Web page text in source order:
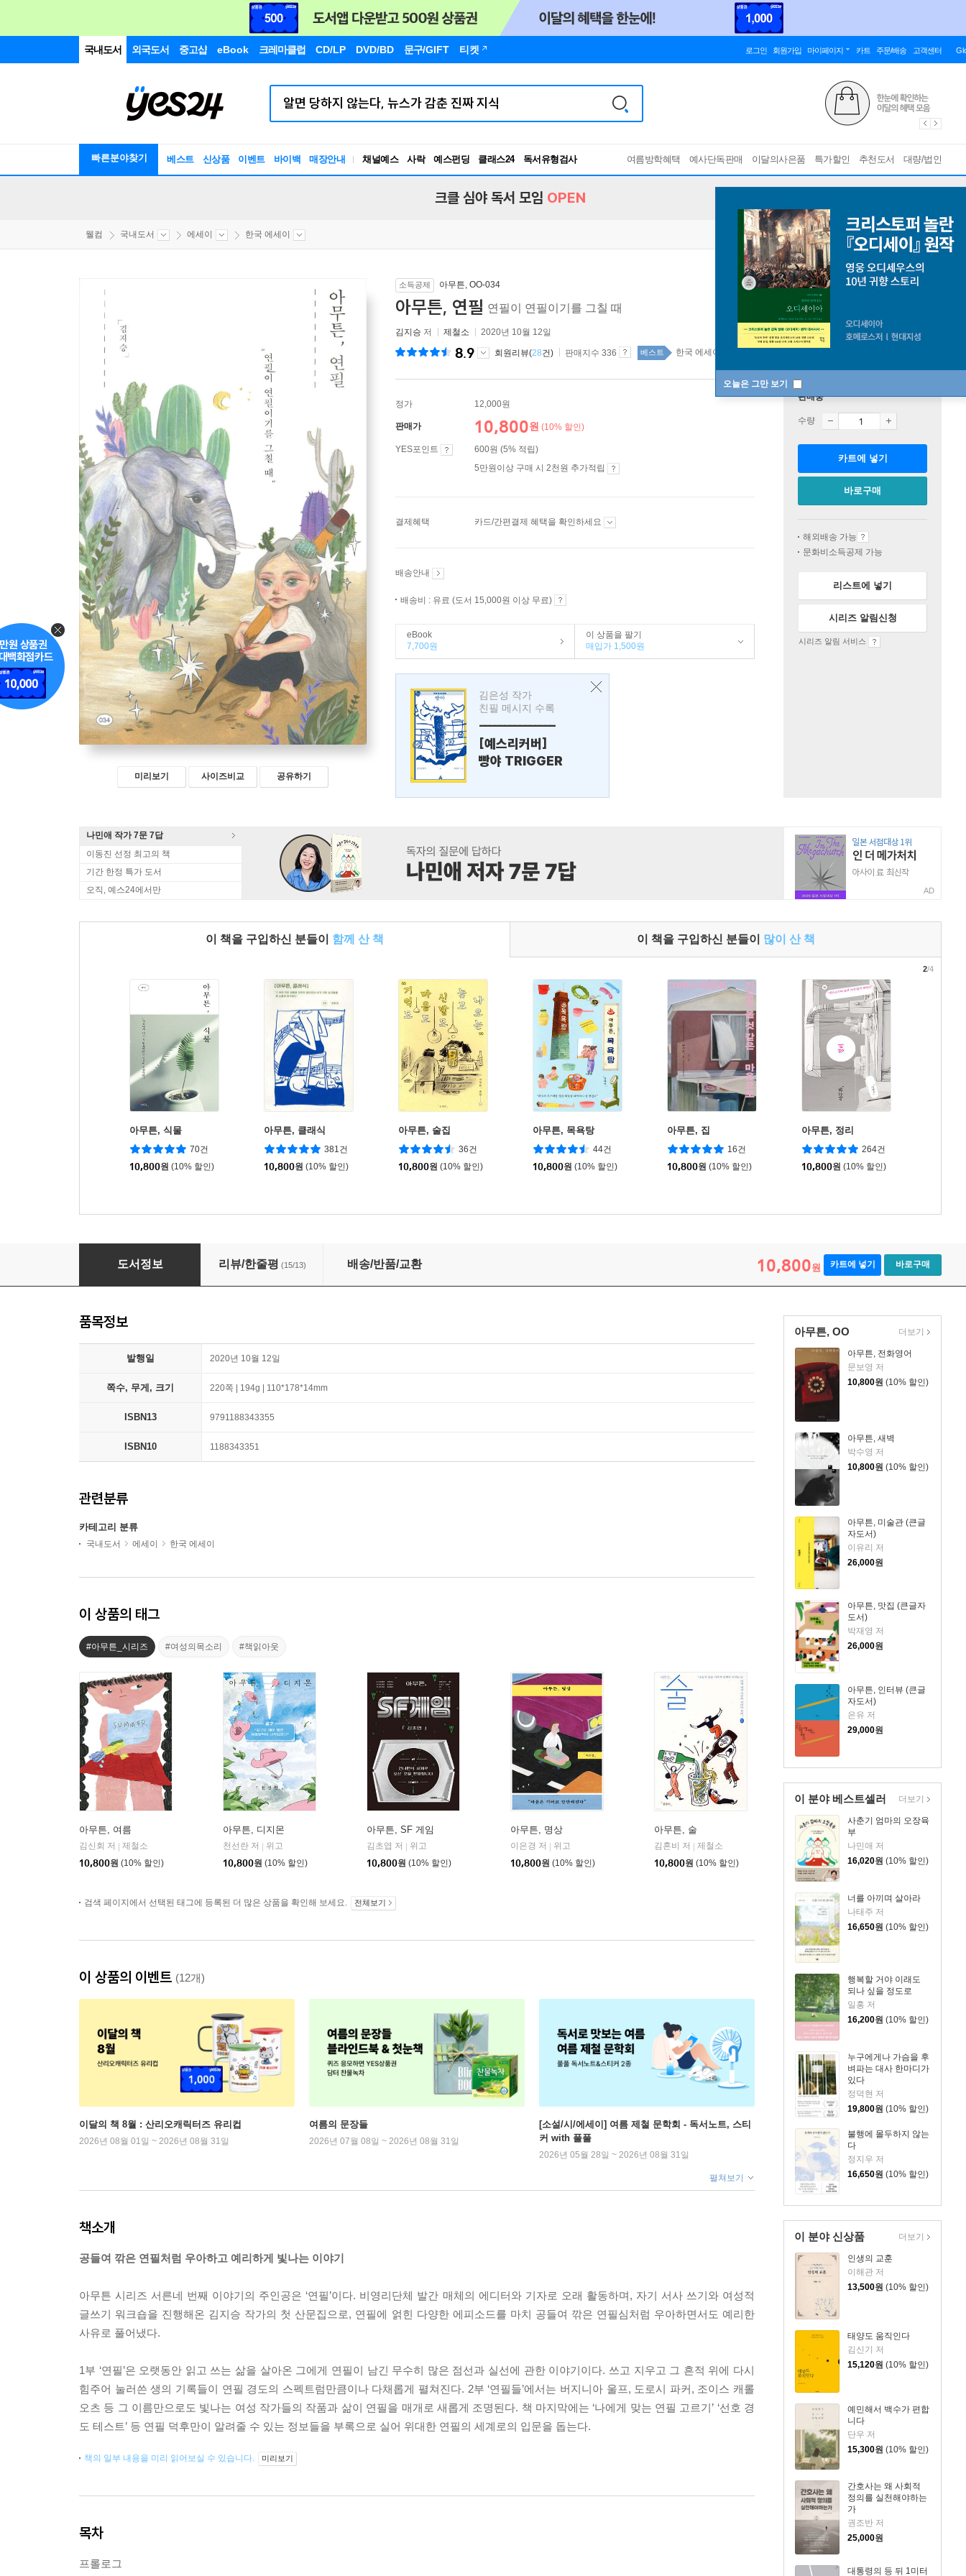
국내도서 외국도서 중고샵 eBook 크레마클럽 CD/LP DVD/BD 문구/GIFT 티켓 로그인 회원가입 마이페이지 카트 주문/배송 고객센터
빠른분야찾기 베스트 신상품 이벤트 바이백 매장안내 채널예스 사락 예스펀딩 클래스24
독서유형검사
RBTI Lab
여름방학혜택 예사단독판매 이달의사은품 특가할인 추천도서 대량/법인
오늘은 그만 보기
크클 심야 독서 모임 OPEN
웰컴 국내도서 에세이 한국 에세이
미리보기 사이즈비교 공유하기
소득공제 아무튼, OO-034
아무튼, 연필 연필이 연필이기를 그칠 때
김지승 저 제철소 2020년 10월 12일
8.9 회원리뷰(28건) 판매지수 336 베스트 한국 에세이 top100 1주
정가 12,000원
판매가 10,800원 (10% 할인)
YES포인트
600원 (5% 적립)
5만원이상 구매 시 2천원 추가적립
결제혜택 카드/간편결제 혜택을 확인하세요
배송안내
배송비 : 유료 (도서 15,000원 이상 무료)
eBook
7,700원
이 상품을 팔기
매입가 1,500원
김은성 작가
친필 메시지 수록
---------------
[예스리커버]
빵야 TRIGGER
판매중
수량
카트에 넣기
바로구매
해외배송 가능
문화비소득공제 가능
리스트에 넣기
시리즈 알림신청
시리즈 알림 서비스
나민애 작가 7문 7답
이동진 선정 최고의 책
기간 한정 특가 도서
오직, 예스24에서만
AD
이 책을 구입하신 분들이 함께 산 책 이 책을 구입하신 분들이 많이 산 책
아무튼, 식물
70건
10,800원 (10% 할인)
아무튼, 클래식
381건
10,800원 (10% 할인)
아무튼, 술집
36건
10,800원 (10% 할인)
아무튼, 목욕탕
44건
10,800원 (10% 할인)
아무튼, 집
16건
10,800원 (10% 할인)
아무튼, 정리
264건
10,800원 (10% 할인)
2/4
아무튼, 연필
도서정보 리뷰/한줄평 (15/13) 배송/반품/교환 10,800원 카트에 넣기 바로구매
아무튼, OO
아무튼, 전화영어
문보영 저
10,800원 (10% 할인)
아무튼, 새벽
박수영 저
10,800원 (10% 할인)
아무튼, 미술관 (큰글
자도서)
이유리 저
26,000원
아무튼, 맛집 (큰글자
도서)
박재영 저
26,000원
아무튼, 인터뷰 (큰글
자도서)
은유 저
29,000원
더보기
이 분야 베스트셀러
사춘기 엄마의 오장육
부
나민애 저
16,020원 (10% 할인)
너를 아끼며 살아라
나태주 저
16,650원 (10% 할인)
행복할 거야 이래도
되나 싶을 정도로
일홍 저
16,200원 (10% 할인)
누구에게나 가슴을 후
벼파는 대사 한마디가
있다
정덕현 저
19,800원 (10% 할인)
불행에 몰두하지 않는
다
정지우 저
16,650원 (10% 할인)
더보기
이 분야 신상품
인생의 교훈
이해관 저
13,500원 (10% 할인)
태양도 움직인다
김신기 저
15,120원 (10% 할인)
예민해서 백수가 편합
니다
단우 저
15,300원 (10% 할인)
간호사는 왜 사회적
정의를 실천해야하는
가
권조반 저
25,000원
대통령의 등 뒤 1미터
더보기
품목정보
발행일 2020년 10월 12일
쪽수, 무게, 크기 220쪽 | 194g | 110*178*14mm
ISBN13 9791188343355
ISBN10 1188343351
관련분류
카테고리 분류
국내도서 에세이 한국 에세이
이 상품의 태그
#아무튼_시리즈 #여성의목소리 #책읽아웃
아무튼, 여름
김신회 저
제철소
10,800원 (10% 할인)
아무튼, 디지몬
천선란 저
위고
10,800원 (10% 할인)
아무튼, SF 게임
김초엽 저
위고
10,800원 (10% 할인)
아무튼, 명상
이은경 저
위고
10,800원 (10% 할인)
아무튼, 술
김혼비 저
제철소
10,800원 (10% 할인)
검색 페이지에서 선택된 태그에 등록된 더 많은 상품을 확인해 보세요. 전체보기
이 상품의 이벤트 (12개)
이달의 책 8월 : 산리오캐릭터즈 유리컵
2026년 08월 01일 ~ 2026년 08월 31일
여름의 문장들
2026년 07월 08일 ~ 2026년 08월 31일
[소설/시/에세이] 여름 제철 문학회 - 독서노트, 스티
커 with 풀풀
2026년 05월 28일 ~ 2026년 08월 31일
펼쳐보기
책소개
공들여 깎은 연필처럼 우아하고 예리하게 빛나는 이야기
아무튼 시리즈 서른네 번째 이야기의 주인공은 ‘연필’이다. 비영리단체 발간 매체의 에디터와 기자로 오래 활동하며, 자기 서사 쓰기와 여성적
글쓰기 워크숍을 진행해온 김지승 작가의 첫 산문집으로, 연필에 얽힌 다양한 에피소드를 마치 공들여 깎은 연필심처럼 우아하면서도 예리한
사유로 풀어냈다.
1부 ‘연필’은 오랫동안 읽고 쓰는 삶을 살아온 그에게 연필이 남긴 무수히 많은 점선과 실선에 관한 이야기이다. 쓰고 지우고 그 흔적 위에 다시
힘주어 눌러쓴 생의 기록들이 연필 경도의 스펙트럼만큼이나 다채롭게 펼쳐진다. 2부 ‘연필들’에서는 버지니아 울프, 도로시 파커, 조이스 캐롤
오츠 등 그 이름만으로도 빛나는 여성 작가들의 작품과 삶이 연필을 매개로 새롭게 조명된다. 책 마지막에는 ‘나에게 맞는 연필 고르기’ ‘선호 경
도 테스트’ 등 연필 덕후만이 알려줄 수 있는 정보들을 부록으로 실어 위대한 연필의 세계로의 입문을 돕는다.
책의 일부 내용을 미리 읽어보실 수 있습니다. 미리보기
목차
프롤로그